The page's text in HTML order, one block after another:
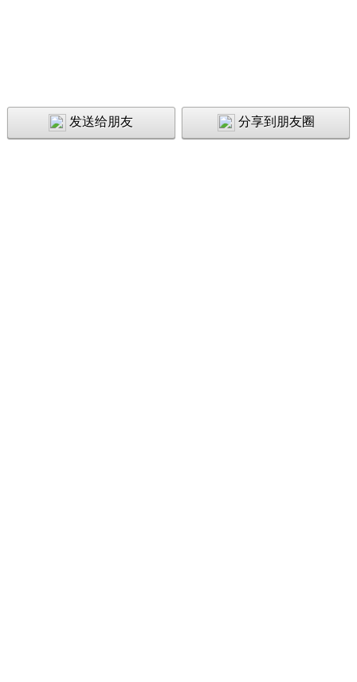
发送给朋友 分享到朋友圈